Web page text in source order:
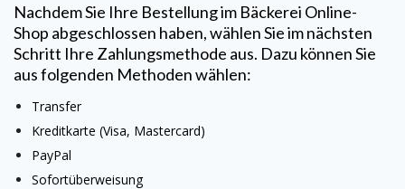
Nachdem Sie Ihre Bestellung im Bäckerei Online-
Shop abgeschlossen haben, wählen Sie im nächsten
Schritt Ihre Zahlungsmethode aus. Dazu können Sie
aus folgenden Methoden wählen:
Transfer
Kreditkarte (Visa, Mastercard)
PayPal
Sofortüberweisung